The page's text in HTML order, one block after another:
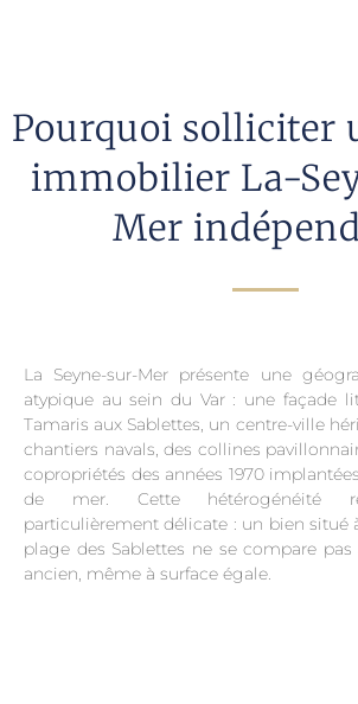
Pourquoi solliciter
immobilier La-
Mer
La Seyne-sur-Mer présente une
atypique au sein du Var : une façade
Tamaris aux Sablettes, un centre-ville
chantiers navals, des collines
copropriétés des années 1970
de mer. Cette hétérogénéité
particulièrement délicate : un bien situé
plage des Sablettes ne se compare
ancien, même à surface égale.